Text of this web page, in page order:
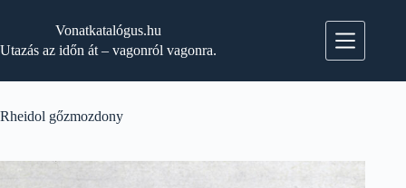
Vonatkatalógus.hu
Utazás az időn át – vagonról vagonra.
Rheidol gőzmozdony